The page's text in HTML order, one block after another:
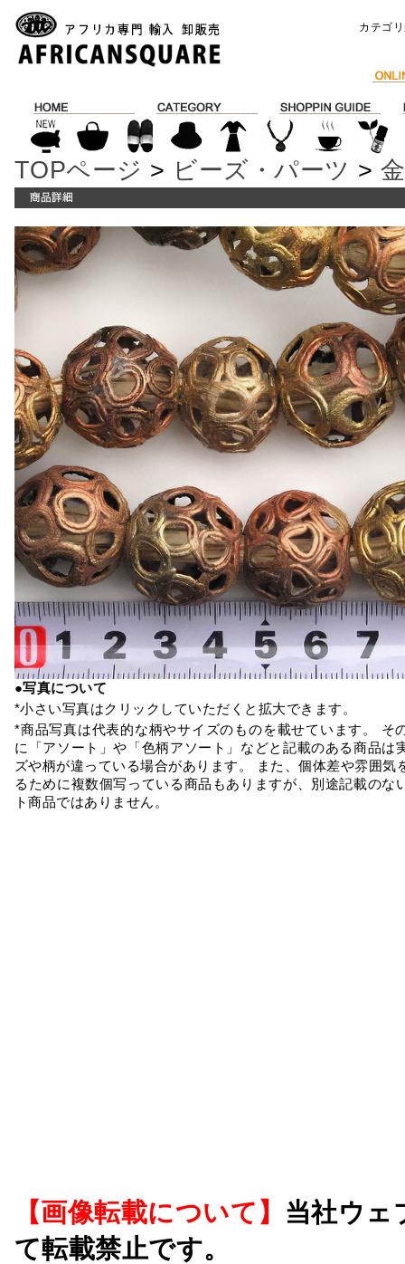
カテゴ
TOPページ > ビーズ・パーツ >
●写真について
*小さい写真はクリックしていただくと拡大できます。
*商品写真は代表的な柄やサイズのものを載せています。 そ
に「アソート」や「色柄アソート」などと記載のある商品は
ズや柄が違っている場合があります。 また、個体差や雰囲気
るために複数個写っている商品もありますが、別途記載のな
ト商品ではありません。
【画像転載について】 当社ウェ
て転載禁止です。